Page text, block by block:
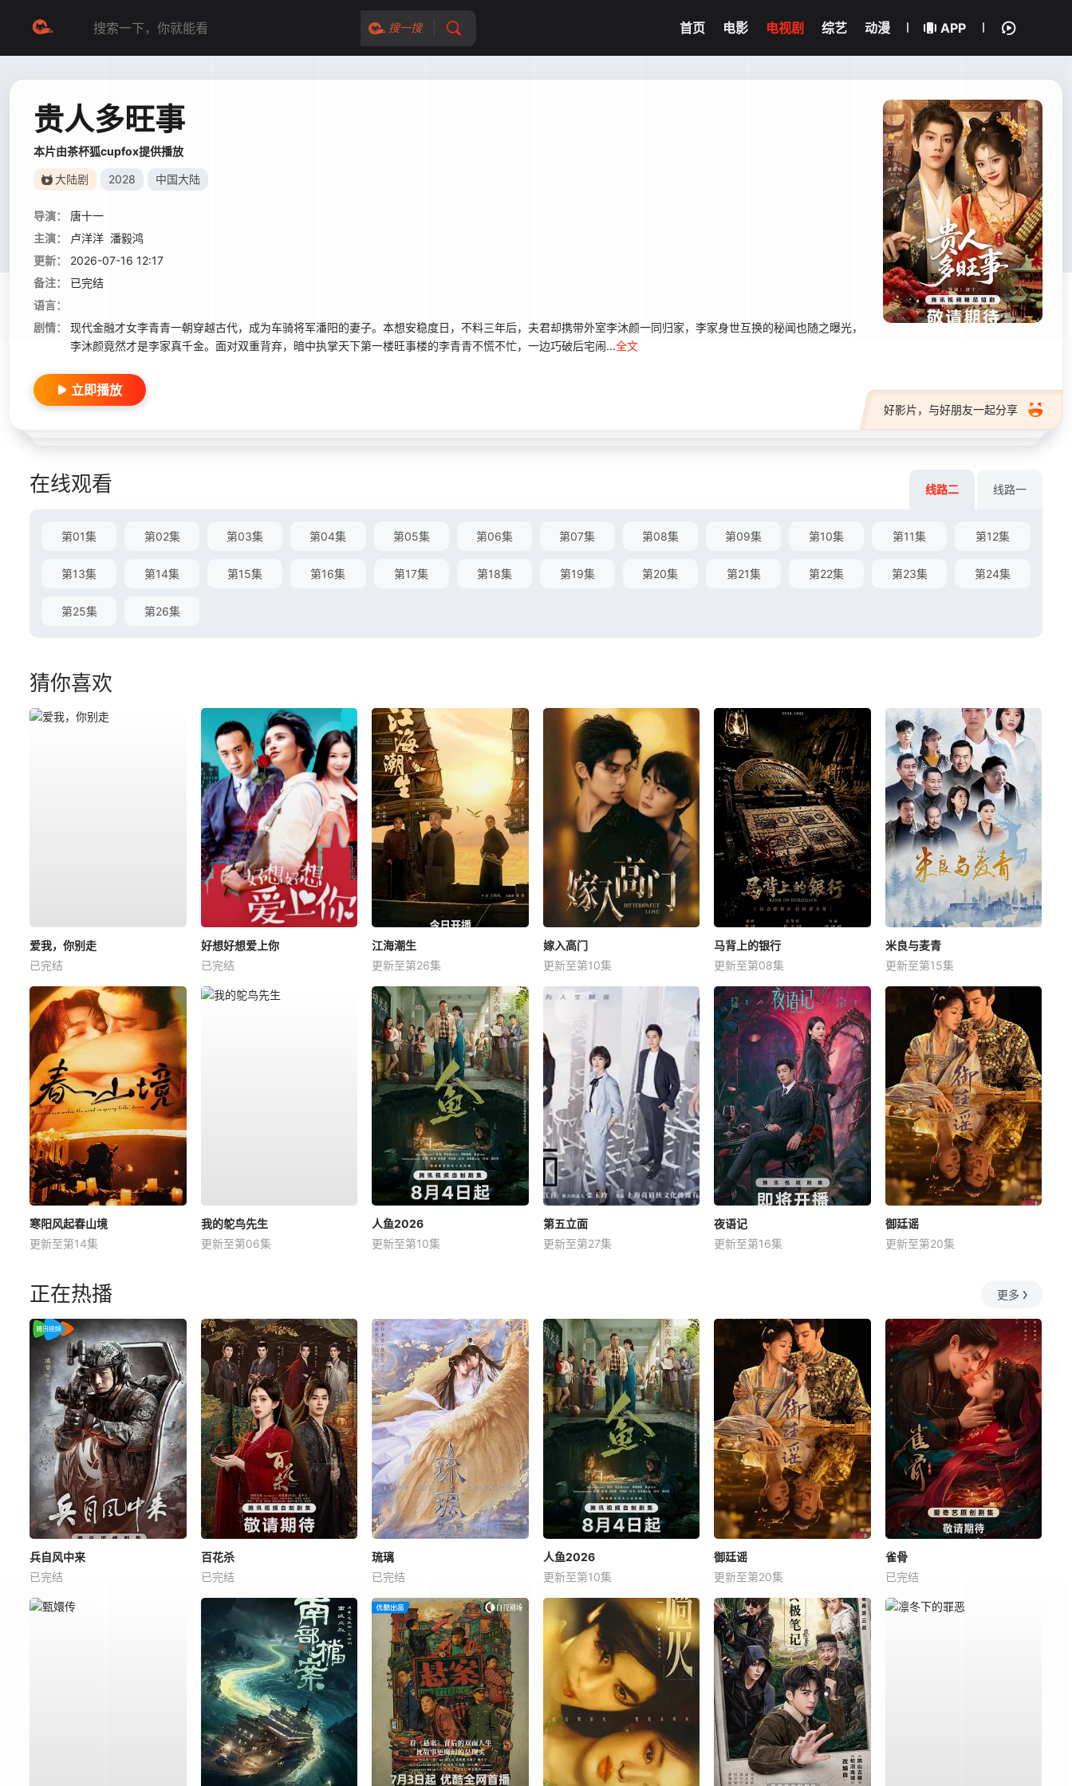
搜一搜 首页 电影 电视剧 综艺 动漫 APP
贵人多旺事
本片由茶杯狐cupfox提供播放
大陆剧 2028 中国大陆
导演：
唐十一
主演：
卢洋洋 潘毅鸿
更新：
2026-07-16 12:17
备注：
已完结
语言：
剧情：
现代金融才女李青青一朝穿越古代，成为车骑将军潘阳的妻子。本想安稳度日，不料三年后，夫君却携带外室李沐颜一同归家，李家身世互换的秘闻也随之曝光，
李沐颜竟然才是李家真千金。面对双重背弃，暗中执掌天下第一楼旺事楼的李青青不慌不忙，一边巧破后宅闹...全文
好影片，与好朋友一起分享
立即播放
在线观看 线路二 线路一
第01集 第02集 第03集 第04集 第05集 第06集 第07集 第08集 第09集 第10集 第11集 第12集
第13集 第14集 第15集 第16集 第17集 第18集 第19集 第20集 第21集 第22集 第23集 第24集
第25集 第26集
猜你喜欢
爱我，你别走
已完结
好想好想爱上你
已完结
江海潮生
更新至第26集
嫁入高门
更新至第10集
马背上的银行
更新至第08集
米良与麦青
更新至第15集
寒阳风起春山境
更新至第14集
我的鸵鸟先生
更新至第06集
人鱼2026
更新至第10集
第五立面
更新至第27集
夜语记
更新至第16集
御廷谣
更新至第20集
正在热播 更多
兵自风中来
已完结
百花杀
已完结
琉璃
已完结
人鱼2026
更新至第10集
御廷谣
更新至第20集
雀骨
已完结